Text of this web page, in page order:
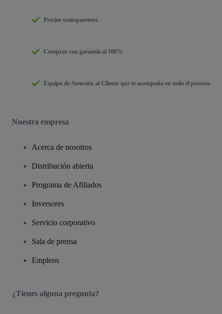
Precios transparentes
Compras con garantía al 100%
Equipo de Atención al Cliente que te acompaña en todo el proceso
Nuestra empresa
Acerca de nosotros
Distribución abierta
Programa de Afiliados
Inversores
Servicio corporativo
Sala de prensa
Empleos
¿Tienes alguna pregunta?